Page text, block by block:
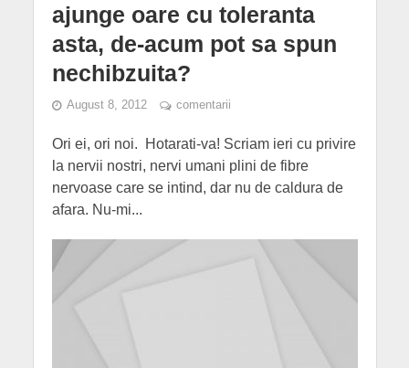
ajunge oare cu toleranta
asta, de-acum pot sa spun
nechibzuita?
August 8, 2012 comentarii
Ori ei, ori noi. Hotarati-va! Scriam ieri cu privire
la nervii nostri, nervi umani plini de fibre
nervoase care se intind, dar nu de caldura de
afara. Nu-mi...